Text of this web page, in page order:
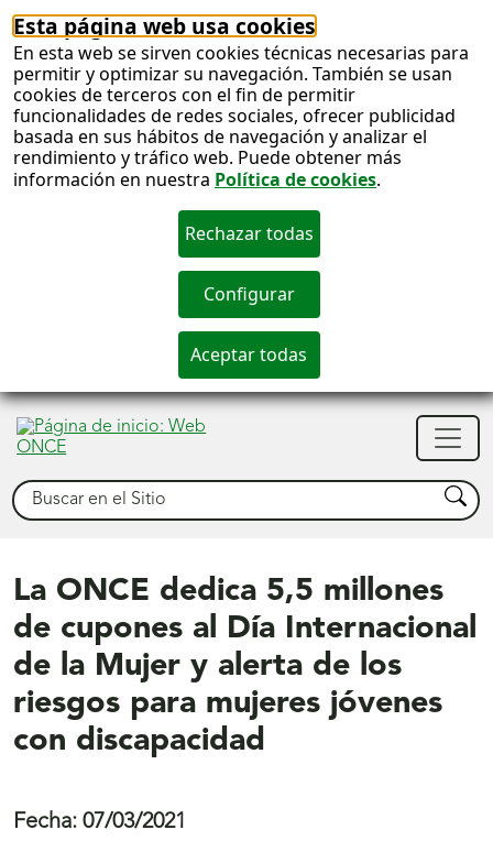
Esta página web usa cookies
En esta web se sirven cookies técnicas necesarias para
permitir y optimizar su navegación. También se usan
cookies de terceros con el fin de permitir
funcionalidades de redes sociales, ofrecer publicidad
basada en sus hábitos de navegación y analizar el
rendimiento y tráfico web. Puede obtener más
información en nuestra Política de cookies.
Buscar Buscar
La ONCE dedica 5,5 millones
de cupones al Día Internacional
de la Mujer y alerta de los
riesgos para mujeres jóvenes
con discapacidad
Fecha: 07/03/2021